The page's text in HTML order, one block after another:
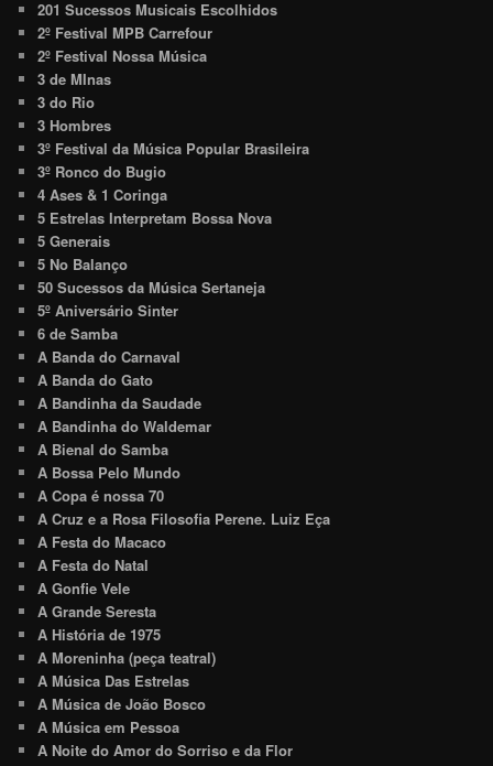
201 Sucessos Musicais Escolhidos
2º Festival MPB Carrefour
2º Festival Nossa Música
3 de MInas
3 do Rio
3 Hombres
3º Festival da Música Popular Brasileira
3º Ronco do Bugio
4 Ases & 1 Coringa
5 Estrelas Interpretam Bossa Nova
5 Generais
5 No Balanço
50 Sucessos da Música Sertaneja
5º Aniversário Sinter
6 de Samba
A Banda do Carnaval
A Banda do Gato
A Bandinha da Saudade
A Bandinha do Waldemar
A Bienal do Samba
A Bossa Pelo Mundo
A Copa é nossa 70
A Cruz e a Rosa Filosofia Perene. Luiz Eça
A Festa do Macaco
A Festa do Natal
A Gonfie Vele
A Grande Seresta
A História de 1975
A Moreninha (peça teatral)
A Música Das Estrelas
A Música de João Bosco
A Música em Pessoa
A Noite do Amor do Sorriso e da Flor